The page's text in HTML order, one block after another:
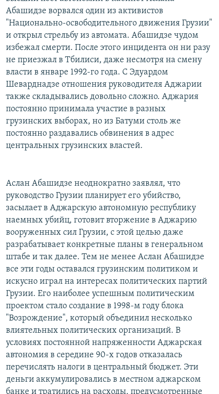
Абашидзе ворвался один из активистов
"Национально-освободительного движения Грузии"
и открыл стрельбу из автомата. Абашидзе чудом
избежал смерти. После этого инцидента он ни разу
не приезжал в Тбилиси, даже несмотря на смену
власти в январе 1992-го года. С Эдуардом
Шеварднадзе отношения руководителя Аджарии
также складывались довольно сложно. Аджария
постоянно принимала участие в разных
грузинских выборах, но из Батуми столь же
постоянно раздавались обвинения в адрес
центральных грузинских властей.
Аслан Абашидзе неоднократно заявлял, что
руководство Грузии планирует его убийство,
засылает в Аджарскую автономную республику
наемных убийц, готовит вторжение в Аджарию
вооруженных сил Грузии, с этой целью даже
разрабатывает конкретные планы в генеральном
штабе и так далее. Тем не менее Аслан Абашидзе
все эти годы оставался грузинским политиком и
искусно играл на интересах политических партий
Грузии. Его наиболее успешным политическим
проектом стало создание в 1998-м году блока
"Возрождение", который объединил несколько
влиятельных политических организаций. В
условиях постоянной напряженности Аджарская
автономия в середине 90-х годов отказалась
перечислять налоги в центральный бюджет. Эти
деньги аккумулировались в местном аджарском
банке и тратились на расходы, предусмотренные